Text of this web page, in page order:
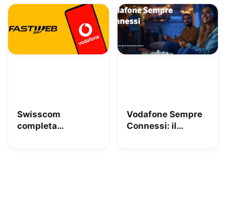
Swisscom
completa
Vodafone Sempre
Connessi: il